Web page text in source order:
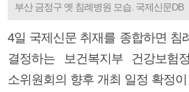
부산 금정구 옛 침례병원 모습. 국제신문DB
4일 국제신문 취재를 종합하면 침
결정하는 보건복지부 건강보험
소위원회의 향후 개최 일정 확정